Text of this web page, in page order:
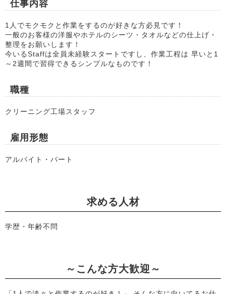
仕事内容
1人でモクモクと作業をするのが好きな方必見です！
一般のお客様の洋服やホテルのシーツ・タオルなどの仕上げ・
整理をお願いします！
今いるStaffは全員未経験スタートですし、作業工程は 早いと1
～2週間で習得できるシンプルなものです！
職種
クリーニング工場スタッフ
雇用形態
アルバイト・パート
求める人材
学歴・年齢不問
～こんな方大歓迎～